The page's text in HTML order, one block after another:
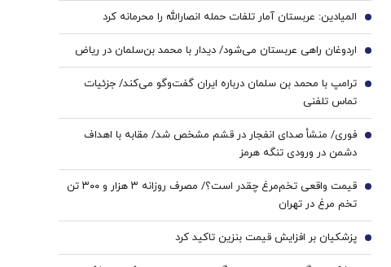
المیادین: عربستان آمار تلفات حمله انصارالله را محرمانه کرد 3
اردوغان راهی عربستان می‌شود/ دیدار با محمد بن‌سلمان در ریاض 4
ترامپ با محمد بن سلمان درباره ایران گفت‌وگو می‌کند/ جزئیات
تماس تلفنی
5
فوری/ منشأ صدای انفجار در قشم مشخص شد/ مقابه با اهداف
دشمن در ورودی تنگه هرمز
6
قیمت واقعی تخم‌مرغ چقدر است؟/ مصرف روزانه ۳ هزار و ۳۰۰ تن
تخم مرغ در تهران
7
پزشکیان بر افزایش قیمت بنزین تاکید کرد 8